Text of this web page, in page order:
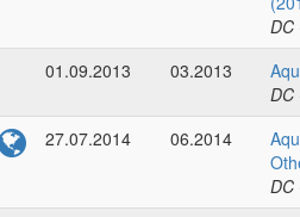
DC
01.09.2013
03.2013
DC
27.07.2014
06.2014
DC